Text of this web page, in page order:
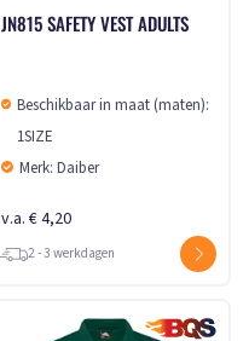
JN815 SAFETY VEST ADULTS
Beschikbaar in maat (maten):
1SIZE
Merk: Daiber
v.a. € 4,20
2 - 3 werkdagen